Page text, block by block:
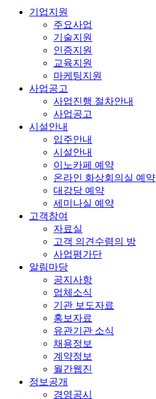
기업지원
주요사업
기술지원
인증지원
교육지원
마케팅지원
사업공고
사업진행 절차안내
사업공고
시설안내
입주안내
시설안내
이노카페 예약
온라인 화상회의실 예약
대강당 예약
세미나실 예약
고객참여
자료실
고객 의견수렴의 방
사업평가단
알림마당
공지사항
업체소식
기관 보도자료
홍보자료
유관기관 소식
채용정보
계약정보
월간웹진
정보공개
경영공시